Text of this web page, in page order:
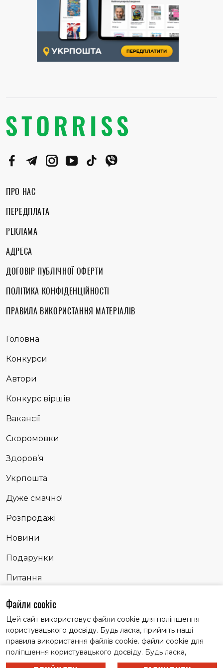
ПРО НАС
ПЕРЕДПЛАТА
РЕКЛАМА
АДРЕСА
ДОГОВІР ПУБЛІЧНОЇ ОФЕРТИ
ПОЛІТИКА КОНФІДЕНЦІЙНОСТІ
ПРАВИЛА ВИКОРИСТАННЯ МАТЕРІАЛІВ
Головна
Конкурси
Автори
Конкурс віршів
Вакансії
Скоромовки
Здоров’я
Укрпошта
Дуже смачно!
Розпродажі
Новини
Подарунки
Питання
Сповідь
Матеріали із заголовком "Партнерські історії" публікуємо
на правах реклами
© 2022 Всі права захищені.
Файли cookie
Цей сайт використовує файли cookie для поліпшення
користувацького досвіду. Будь ласка, прийміть наші
правила використання файлів cookie. файли cookie для
поліпшення користувацького досвіду. Будь ласка,
прийміть наші правила використання файлів cookie.